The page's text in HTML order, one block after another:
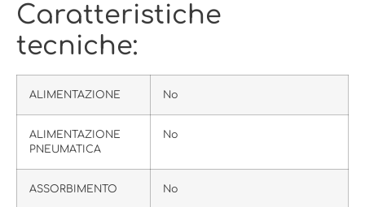
Caratteristiche
tecniche:
ALIMENTAZIONE No
ALIMENTAZIONE
PNEUMATICA
No
ASSORBIMENTO No